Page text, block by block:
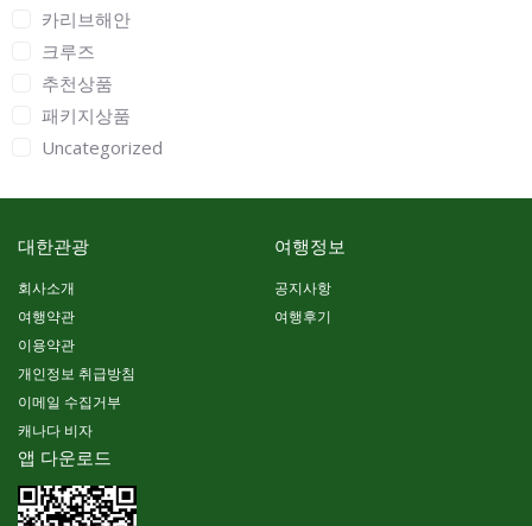
카리브해안
크루즈
추천상품
패키지상품
Uncategorized
대한관광
회사소개
여행약관
이용약관
개인정보 취급방침
이메일 수집거부
캐나다 비자
여행정보
공지사항
여행후기
앱 다운로드